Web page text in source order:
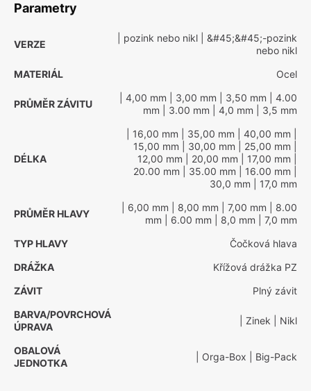
Parametry
VERZE
| pozink nebo nikl | &#45;&#45;-pozink
nebo nikl
MATERIÁL
Ocel
PRŮMĚR ZÁVITU
| 4,00 mm | 3,00 mm | 3,50 mm | 4.00
mm | 3.00 mm | 4,0 mm | 3,5 mm
DÉLKA
| 16,00 mm | 35,00 mm | 40,00 mm
15,00 mm | 30,00 mm | 25,00 mm
12,00 mm | 20,00 mm | 17,00 mm
20.00 mm | 35.00 mm | 16.00 mm
30,0 mm | 17,0 mm
PRŮMĚR HLAVY
| 6,00 mm | 8,00 mm | 7,00 mm | 8.00
mm | 6.00 mm | 8,0 mm | 7,0 mm
TYP HLAVY
Čočková hlava
DRÁŽKA
Křížová drážka PZ
ZÁVIT
Plný závit
BARVA/POVRCHOVÁ
ÚPRAVA
| Zinek | Nikl
OBALOVÁ
JEDNOTKA
| Orga-Box | Big-Pack